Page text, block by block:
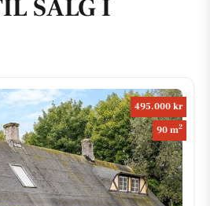
SALG I
495.000 kr
90 m2